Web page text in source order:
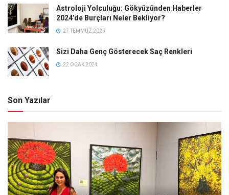
Astroloji Yolculuğu: Gökyüzünden Haberler
2024’de Burçları Neler Bekliyor?
27 TEMMUZ 2025
Sizi Daha Genç Gösterecek Saç Renkleri
22 OCAK 2024
Son Yazılar